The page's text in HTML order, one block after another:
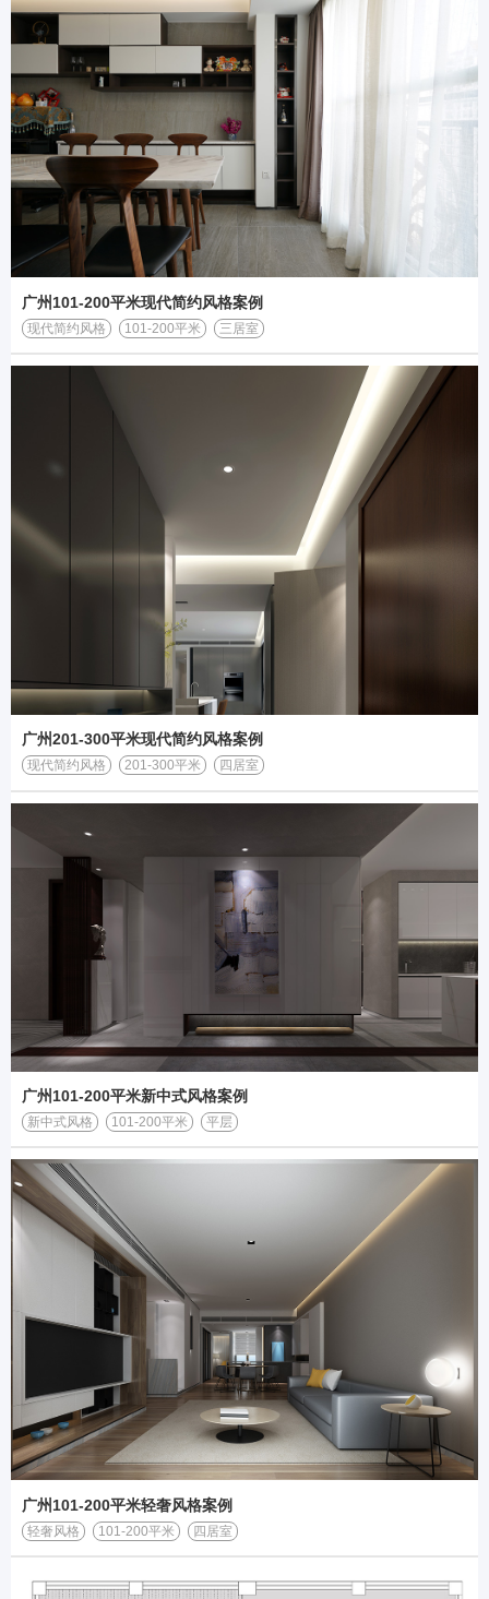
广州101-200平米现代简约风格案例
现代简约风格 101-200平米 三居室
广州201-300平米现代简约风格案例
现代简约风格 201-300平米 四居室
广州101-200平米新中式风格案例
新中式风格 101-200平米 平层
广州101-200平米轻奢风格案例
轻奢风格 101-200平米 四居室